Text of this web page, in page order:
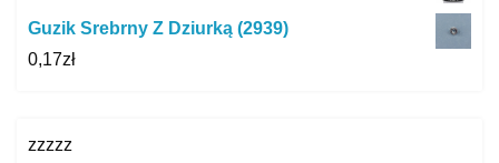
Guzik Srebrny Z Dziurką (2939)
0,17zł
zzzzz